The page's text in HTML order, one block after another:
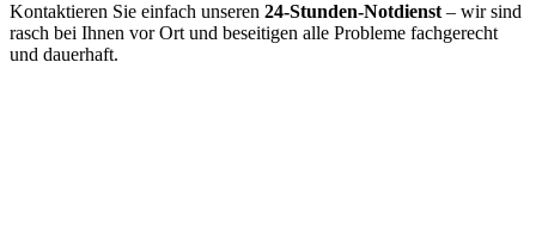
Kontaktieren Sie einfach unseren 24-Stunden-Notdienst – wir sind
rasch bei Ihnen vor Ort und beseitigen alle Probleme fachgerecht
und dauerhaft.